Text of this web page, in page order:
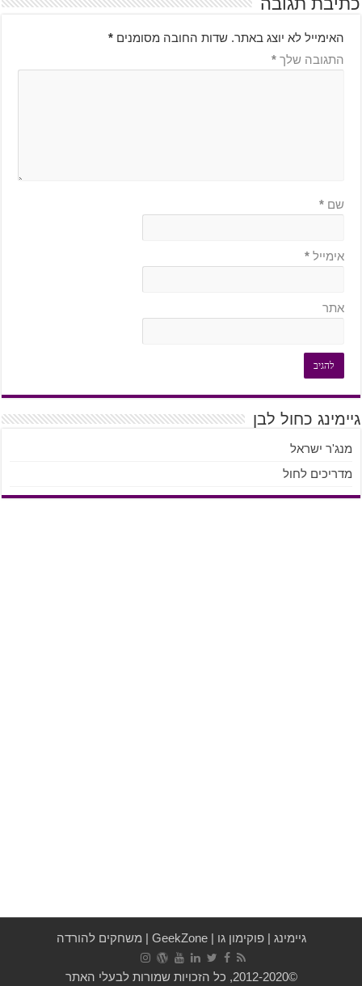
האימייל לא יוצג באתר. שדות החובה מסומנים *
התגובה שלך *
שם *
אימייל *
אתר
גיימינג כחול לבן
מנג'ר ישראל
מדריכים לחול
גיימינג| פוקימון גו|
GeekZone
| משחקים להורדה
©2012-2020, כל הזכויות שמורות לבעלי האתר